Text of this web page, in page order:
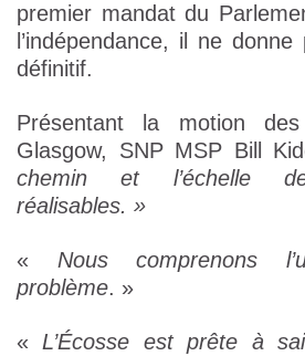
premier mandat du
l’indépendance, il ne
définitif.
Présentant la motion
Glasgow, SNP MSP Bill
chemin et l’échelle
réalisables. »
« Nous comprenons
problème. »
« L’Écosse est prête à